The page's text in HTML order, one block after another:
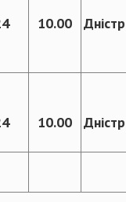
10.00
10.00